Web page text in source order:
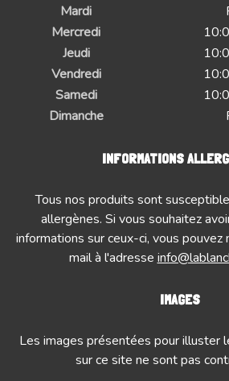
Mardi
Mercredi
Jeudi
Vendredi
Samedi
Dimanche
INFORMATIONS
Tous nos produits sont
allergènes. Si vous souhaitez
informations sur ceux-ci, vous
mail à l'adresse
IMAGES
Les images présentées pour illuster
sur ce site ne sont pas